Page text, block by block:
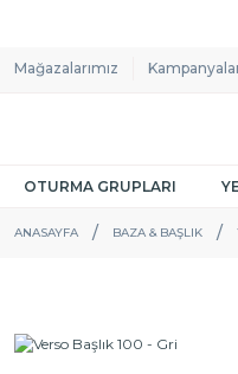
Mağazalarımız
OTURMA GRUPLARI
ANASAYFA BAZA & BAŞLIK